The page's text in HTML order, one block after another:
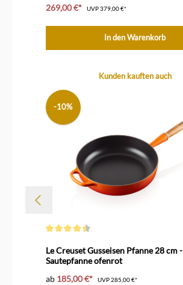
269,00 €* UVP379,00 €*
In den Warenkorb
Produktgalerie überspringenKunden kauften auch
-10%
Le Creuset Gusseisen Pfanne 28 cm -
Sautepfanne ofenrot
ab 185,00 €* UVP285,00 €*